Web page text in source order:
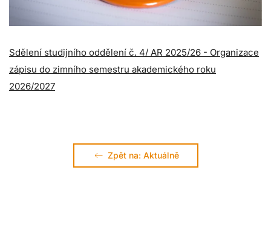
Sdělení studijního oddělení č. 4/ AR 2025/26 - Organizace
zápisu do zimního semestru akademického roku
2026/2027
Zpět na: Aktuálně